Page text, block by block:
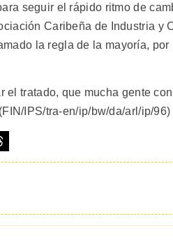
seguir el rápido ritmo de
Caribeña de Industria y
la regla de la mayoría,
tratado, que mucha gente
IPS/tra-en/ip/bw/da/arl/ip/96)